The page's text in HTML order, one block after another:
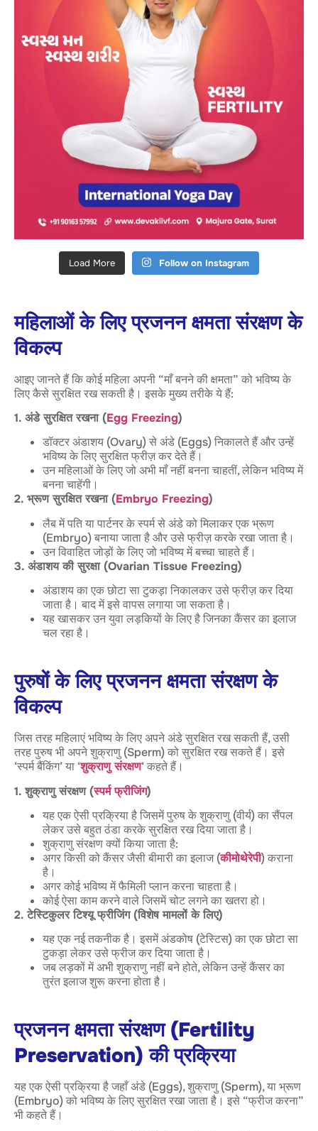
Load More Follow on Instagram
महिलाओं के लिए प्रजनन क्षमता संरक्षण के
विकल्प
आइए जानते हैं कि कोई महिला अपनी “माँ बनने की क्षमता” को भविष्य के
लिए कैसे सुरक्षित रख सकती है। इसके मुख्य तरीके ये हैं:
1. अंडे सुरक्षित रखना (Egg Freezing)
डॉक्टर अंडाशय (Ovary) से अंडे (Eggs) निकालते हैं और उन्हें
भविष्य के लिए सुरक्षित फ्रीज़ कर देते हैं।
उन महिलाओं के लिए जो अभी माँ नहीं बनना चाहतीं, लेकिन भविष्य में
बनना चाहेंगी।
2. भ्रूण सुरक्षित रखना (Embryo Freezing)
लैब में पति या पार्टनर के स्पर्म से अंडे को मिलाकर एक भ्रूण
(Embryo) बनाया जाता है और उसे फ्रीज़ करके रखा जाता है।
उन विवाहित जोड़ों के लिए जो भविष्य में बच्चा चाहते हैं।
3. अंडाशय की सुरक्षा (Ovarian Tissue Freezing)
अंडाशय का एक छोटा सा टुकड़ा निकालकर उसे फ्रीज़ कर दिया
जाता है। बाद में इसे वापस लगाया जा सकता है।
यह खासकर उन युवा लड़कियों के लिए है जिनका कैंसर का इलाज
चल रहा है।
पुरुषों के लिए प्रजनन क्षमता संरक्षण के
विकल्प
जिस तरह महिलाएं भविष्य के लिए अपने अंडे सुरक्षित रख सकती हैं, उसी
तरह पुरुष भी अपने शुक्राणु (Sperm) को सुरक्षित रख सकते हैं। इसे
‘स्पर्म बैंकिंग’ या ‘शुक्राणु संरक्षण‘ कहते हैं।
1. शुक्राणु संरक्षण (स्पर्म फ्रीजिंग)
यह एक ऐसी प्रक्रिया है जिसमें पुरुष के शुक्राणु (वीर्य) का सैंपल
लेकर उसे बहुत ठंडा करके सुरक्षित रख दिया जाता है।
शुक्राणु संरक्षण क्यों किया जाता है:
अगर किसी को कैंसर जैसी बीमारी का इलाज (कीमोथेरेपी) कराना
है।
अगर कोई भविष्य में फैमिली प्लान करना चाहता है।
कोई ऐसा काम करने वाले जिसमें चोट लगने का खतरा हो।
2. टेस्टिकुलर टिश्यू फ्रीजिंग (विशेष मामलों के लिए)
यह एक नई तकनीक है। इसमें अंडकोष (टेस्टिस) का एक छोटा सा
टुकड़ा लेकर उसे फ्रीज कर दिया जाता है।
जब लड़कों में अभी शुक्राणु नहीं बने होते, लेकिन उन्हें कैंसर का
तुरंत इलाज शुरू करना होता है।
प्रजनन क्षमता संरक्षण (Fertility
Preservation) की प्रक्रिया
यह एक ऐसी प्रक्रिया है जहाँ अंडे (Eggs), शुक्राणु (Sperm), या भ्रूण
(Embryo) को भविष्य के लिए सुरक्षित रखा जाता है। इसे “फ्रीज करना”
भी कहते हैं।